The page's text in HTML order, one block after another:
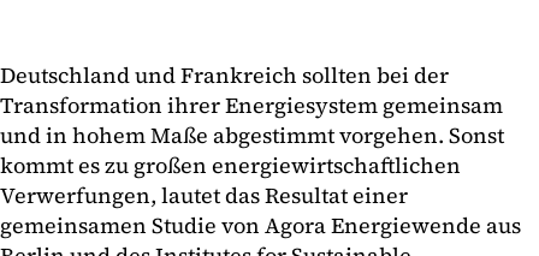
Deutschland und Frankreich sollten bei der
Transformation ihrer Energiesystem gemeinsam
und in hohem Maße abgestimmt vorgehen. Sonst
kommt es zu großen energiewirtschaftlichen
Verwerfungen, lautet das Resultat einer
gemeinsamen Studie von Agora Energiewende aus